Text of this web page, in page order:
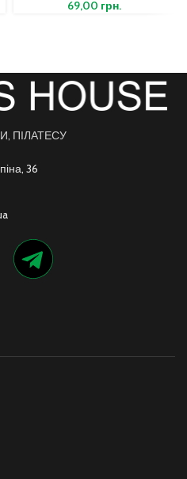
69,00 грн.
ПІЛАТЕСУ
36